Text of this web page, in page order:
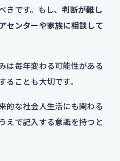
きです。もし、判断が難し
センターや家族に相談して
は毎年変わる可能性がある
ることも大切です。
的な社会人生活にも関わる
えで記入する意識を持つと